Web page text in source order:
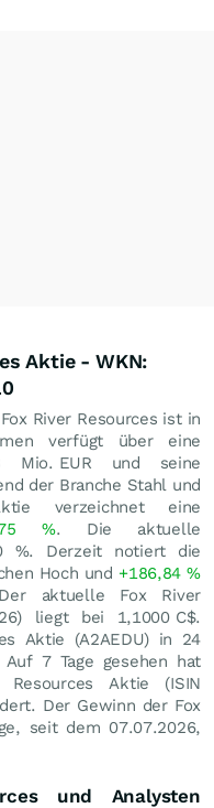
Aktie - WKN:
River Resources ist in
verfügt über eine
Mio. EUR und seine
der Branche Stahl und
verzeichnet eine
%. Die aktuelle
%. Derzeit notiert die
Hoch und +186,84%
aktuelle Fox River
) liegt bei 1,1000 C$.
Aktie (A2AEDU) in 24
Auf 7 Tage gesehen hat
Aktie (ISIN
Der Gewinn der Fox
seit dem 07.07.2026,
und Analysten